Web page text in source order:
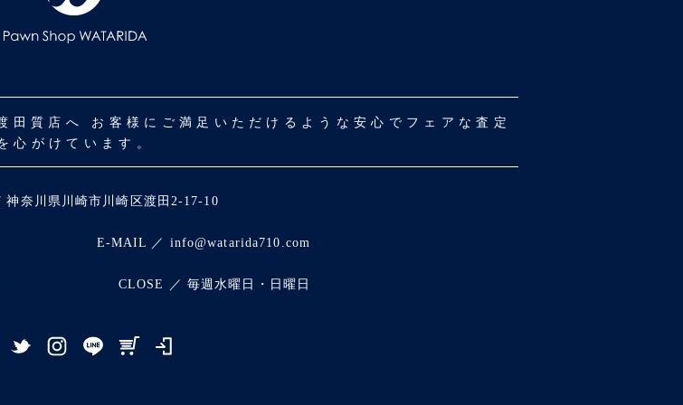
質店へ お客様にご満足いただけるような安心でフェアな査定
心がけています。
神奈川県川崎市川崎区渡田2-17-10
E-MAIL ／ info@watarida710.com
CLOSE ／ 毎週水曜日・日曜日